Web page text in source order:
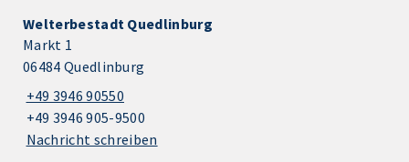
Welterbestadt Quedlinburg
Markt 1
06484 Quedlinburg
+49 3946 90550
+49 3946 905-9500
Nachricht schreiben